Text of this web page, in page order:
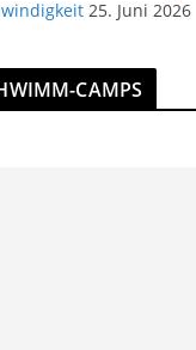
25. Juni 2026
CAMPS